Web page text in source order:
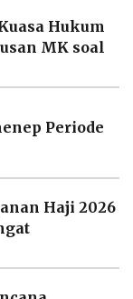
Hukum
MK soal
Periode
Haji 2026